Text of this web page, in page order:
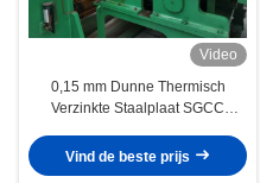
Video
0,15 mm Dunne Thermisch
Verzinkte Staalplaat SGCC
voor Huishoudelijke Apparaten
en Plaatwerktoepassingen
Vind de beste prijs